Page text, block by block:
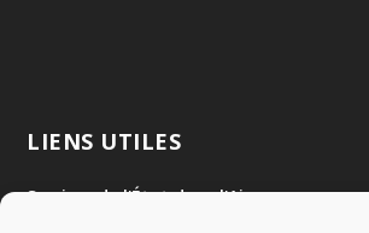
LIENS UTILES
Services de l'État dans l'Ain